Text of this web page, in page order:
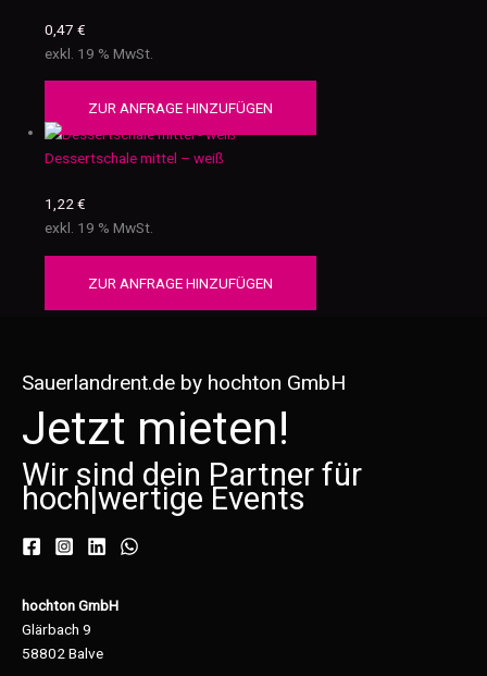
0,47€
exkl. 19 % MwSt.
ZUR ANFRAGE HINZUFÜGEN
Dessertschale mittel – weiß
1,22€
exkl. 19 % MwSt.
ZUR ANFRAGE HINZUFÜGEN
Sauerlandrent.de by hochton GmbH
Jetzt mieten!
Wir sind dein Partner für
hoch|wertige Events
hochton GmbH
Glärbach 9
58802 Balve